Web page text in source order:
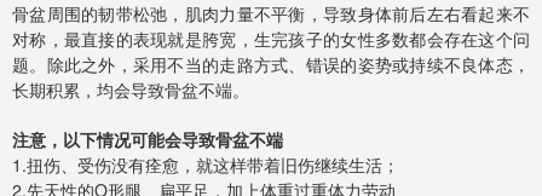
骨盆周围的韧带松弛，肌肉力量不平衡，导致身体前后左右看起来不
对称，最直接的表现就是胯宽，生完孩子的女性多数都会存在这个问
题。除此之外，采用不当的走路方式、错误的姿势或持续不良体态，
长期积累，均会导致骨盆不端。
注意，以下情况可能会导致骨盆不端
1.扭伤、受伤没有痊愈，就这样带着旧伤继续生活；
2.先天性的O形腿、扁平足，加上体重过重体力劳动